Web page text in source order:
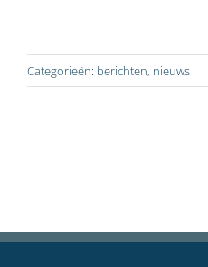
Categorieën: berichten, nieuws